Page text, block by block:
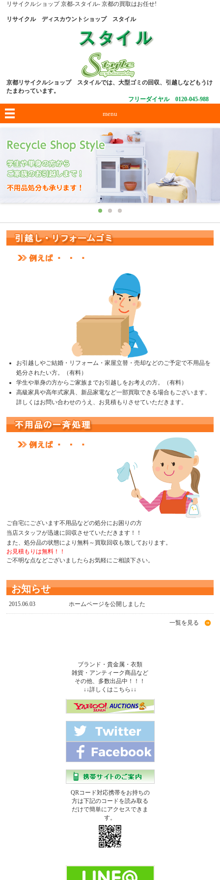
リサイクルショップ 京都-スタイル- 京都の買取はお任せ!
リサイクル ディスカウントショップ スタイル
京都リサイクルショップ スタイルでは、大型ゴミの回収、引越しなどもうけ
たまわっています。
フリーダイヤル 0120-045-988
menu
お引越しやご結婚・リフォーム・家屋立替・売却などのご予定で不用品を
処分されたい方。（有料）
学生や単身の方からご家族までお引越しをお考えの方。（有料）
高級家具や高年式家具、新品家電など一部買取できる場合もございます。
詳しくはお問い合わせのうえ、お見積もりさせていただきます。
ご自宅にございます不用品などの処分にお困りの方
当店スタッフが迅速に回収させていただきます！！
また、処分品の状態により無料～買取回収も致しております。
お見積もりは無料！！
ご不明な点などございましたらお気軽にご相談下さい。
お知らせ
2015.06.03 ホームページを公開しました
一覧を見る
ブランド・貴金属・衣類
雑貨・アンティーク商品など
その他、多数出品中！！！
↓↓詳しくはこちら↓↓
QRコード対応携帯をお持ちの
方は下記のコードを読み取る
だけで簡単にアクセスできま
す。